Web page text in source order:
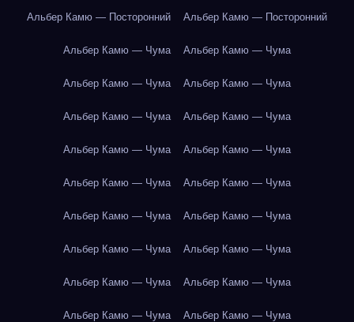
Альбер Камю — Посторонний Альбер Камю — Посторонний
Альбер Камю — Чума Альбер Камю — Чума
Альбер Камю — Чума Альбер Камю — Чума
Альбер Камю — Чума Альбер Камю — Чума
Альбер Камю — Чума Альбер Камю — Чума
Альбер Камю — Чума Альбер Камю — Чума
Альбер Камю — Чума Альбер Камю — Чума
Альбер Камю — Чума Альбер Камю — Чума
Альбер Камю — Чума Альбер Камю — Чума
Альбер Камю — Чума Альбер Камю — Чума